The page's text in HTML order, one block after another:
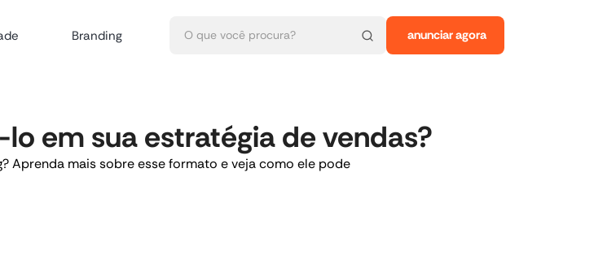
Branding anunciar agora
em sua estratégia de vendas?
Aprenda mais sobre esse formato e veja como ele pode